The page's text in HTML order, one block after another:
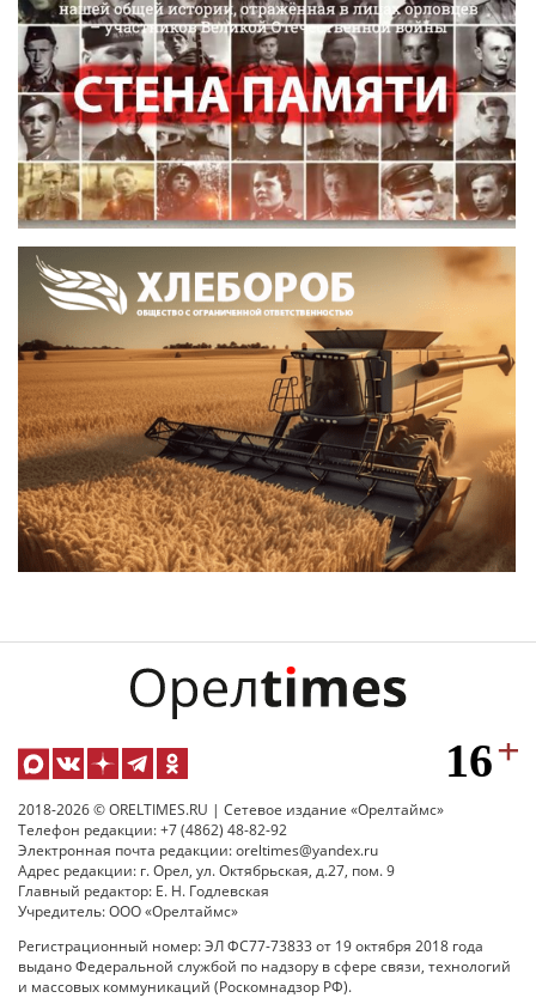
2018-2026 © ORELTIMES.RU | Сетевое издание «Орелтаймс»
Телефон редакции: +7 (4862) 48-82-92
Электронная почта редакции: oreltimes@yandex.ru
Адрес редакции: г. Орел, ул. Октябрьская, д.27, пом. 9
Главный редактор: Е. Н. Годлевская
Учредитель: ООО «Орелтаймс»
Регистрационный номер: ЭЛ ФС77-73833 от 19 октября 2018 года
выдано Федеральной службой по надзору в сфере связи, технологий
и массовых коммуникаций (Роскомнадзор РФ).